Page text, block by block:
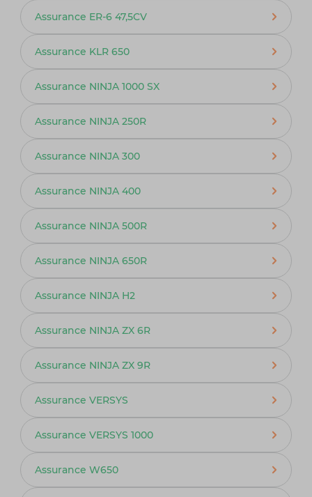
Assurance ER-6 47,5CV
Assurance KLR 650
Assurance NINJA 1000 SX
Assurance NINJA 250R
Assurance NINJA 300
Assurance NINJA 400
Assurance NINJA 500R
Assurance NINJA 650R
Assurance NINJA H2
Assurance NINJA ZX 6R
Assurance NINJA ZX 9R
Assurance VERSYS
Assurance VERSYS 1000
Assurance W650